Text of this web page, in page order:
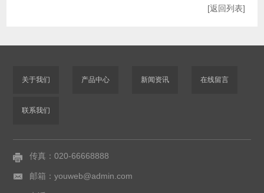
[返回列表]
关于我们 产品中心 新闻资讯 在线留言
联系我们
传真：020-66668888
邮箱：youweb@admin.com